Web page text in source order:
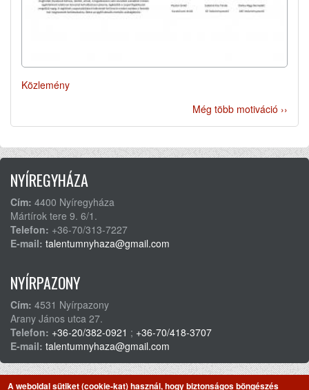
Közlemény
Még több motiváció ››
NYÍREGYHÁZA
Cím: 4400 Nyíregyháza
Mártírok tere 9. 6/1.
Telefon: +36-70/313-7227
E-mail: talentumnyhaza@gmail.com
NYÍRPAZONY
Cím: 4531 Nyírpazony
Arany János utca 27.
Telefon: +36-20/382-0921 ; +36-70/418-3707
E-mail: talentumnyhaza@gmail.com
©2026. Minden jog fenntartva.
A weboldal sütiket (cookie-kat) használ, hogy biztonságos böngészés